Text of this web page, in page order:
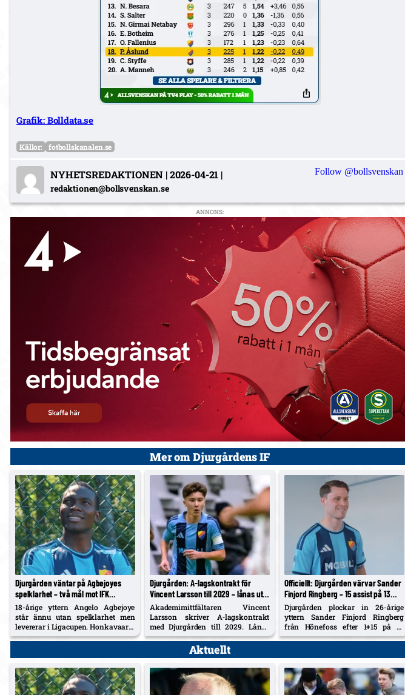
Grafik: Bolldata.se
Källor: fotbollskanalen.se
NYHETSREDAKTIONEN |2026-04-21 |
redaktionen@bollsvenskan.se
Follow @bollsvenskan
ANNONS:
Mer om Djurgårdens IF
Djurgården väntar på Agbejoyes
spelklarhet – två mål mot IFK
Norrköping i Ligacupen
18-årige yttern Angelo Agbejoye
står ännu utan spelklarhet men
levererar i Ligacupen. Honkavaara:
"Förr eller senare kommer han att
Djurgården: A‑lagskontrakt för
Vincent Larsson till 2029 – lånas ut
till Enskede IK resten av säsongen
Akademimittfältaren Vincent
Larsson skriver A‑lagskontrakt
med Djurgården till 2029. Lånas
samtidigt ut till Enskede IK för
seniorerfarenhet under återstoden
av säsongen.
Officiellt: Djurgården värvar Sander
Finjord Ringberg – 15 assist på 13
matcher i Hönefoss, kontrakt till juni
2031
Djurgården plockar in 26-årige
yttern Sander Finjord Ringberg
från Hönefoss efter 1+15 på 13
matcher i år. Avtal till sista juni
Aktuellt